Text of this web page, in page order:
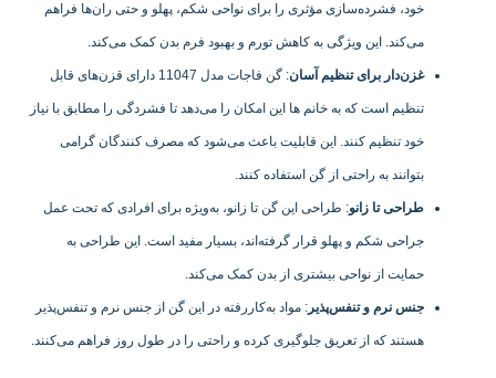
خود، فشرده‌سازی مؤثری را برای نواحی شکم، پهلو و حتی ران‌ها فراهم
می‌کند. این ویژگی به کاهش تورم و بهبود فرم بدن کمک می‌کند.
غزن‌دار برای تنظیم آسان : گن فاجات مدل 11047 دارای قزن‌های قابل
تنظیم است که به خانم ها این امکان را می‌دهد تا فشردگی را مطابق با نیاز
خود تنظیم کنند. این قابلیت باعث می‌شود که مصرف کنندگان گرامی
بتوانند به راحتی از گن استفاده کنند.
طراحی تا زانو: طراحی این گن تا زانو، به‌ویژه برای افرادی که تحت عمل
جراحی شکم و پهلو قرار گرفته‌اند، بسیار مفید است. این طراحی به
حمایت از نواحی بیشتری از بدن کمک می‌کند.
جنس نرم و تنفس‌پذیر : مواد به‌کاررفته در این گن از جنس نرم و تنفس‌پذیر
هستند که از تعریق جلوگیری کرده و راحتی را در طول روز فراهم می‌کنند.